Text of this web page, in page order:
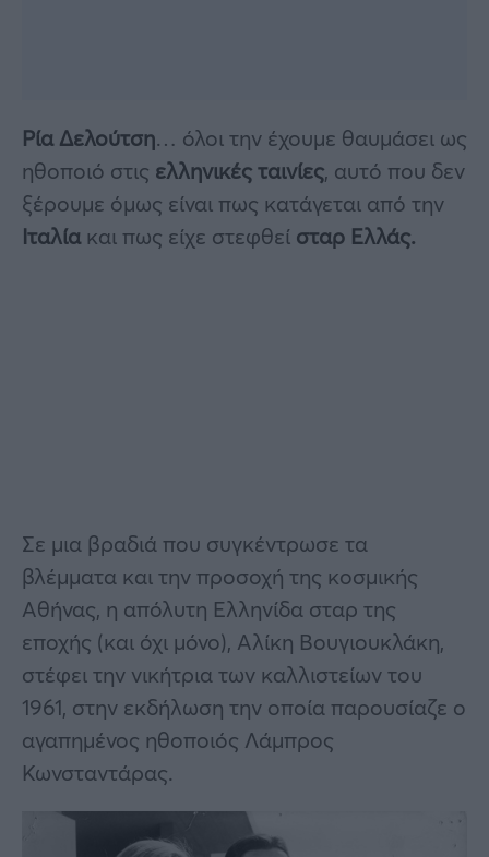
Ρία Δελούτση… όλοι την έχουμε θαυμάσει ως
ηθοποιό στις ελληνικές ταινίες, αυτό που δεν
ξέρουμε όμως είναι πως κατάγεται από την
Ιταλίακαι πως είχε στεφθεί σταρ Ελλάς.
Σε μια βραδιά που συγκέντρωσε τα
βλέμματα και την προσοχή της κοσμικής
Αθήνας, η απόλυτη Ελληνίδα σταρ της
εποχής (και όχι μόνο), Αλίκη Βουγιουκλάκη,
στέφει την νικήτρια των καλλιστείων του
1961, στην εκδήλωση την οποία παρουσίαζε ο
αγαπημένος ηθοποιός Λάμπρος
Κωνσταντάρας.